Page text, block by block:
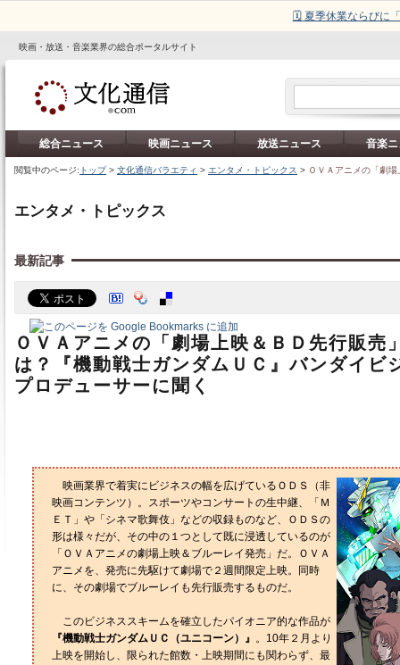
🗓️ 夏季休業ならびに
映画・放送・音楽業界の総合ポータルサイト
総合ニュース 映画ニュース 放送ニュース 音楽
閲覧中のページ: トップ> 文化通信バラエティ > エンタメ・トピックス > ＯＶＡアニメの「劇
エンタメ・トピックス
最新記事
ＯＶＡアニメの「劇場上映＆ＢＤ先行販売
は？『機動戦士ガンダムＵＣ』バンダイビ
プロデューサーに聞く
映画業界で着実にビジネスの幅を広げているＯＤＳ（非
映画コンテンツ）。スポーツやコンサートの生中継、「Ｍ
ＥＴ」や「シネマ歌舞伎」などの収録ものなど、ＯＤＳの
形は様々だが、その中の１つとして既に浸透しているのが
「ＯＶＡアニメの劇場上映＆ブルーレイ発売」だ。ＯＶＡ
アニメを、発売に先駆けて劇場で２週間限定上映。同時
に、その劇場でブルーレイも先行販売するものだ。
このビジネススキームを確立したパイオニア的な作品が
『機動戦士ガンダムＵＣ（ユニコーン）』 。10年２月より
上映を開始し、限られた館数・上映期間にも関わらず、最